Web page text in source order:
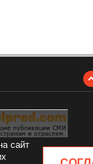
сайт